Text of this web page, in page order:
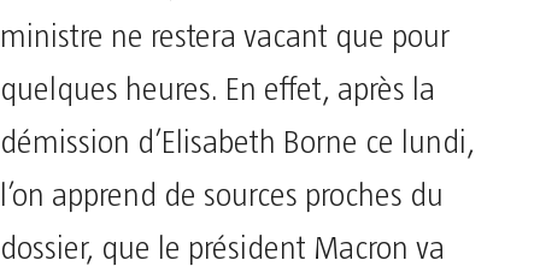
ministre ne restera vacant que pour
quelques heures. En effet, après la
démission d’Elisabeth Borne ce lundi,
l’on apprend de sources proches du
dossier, que le président Macron va